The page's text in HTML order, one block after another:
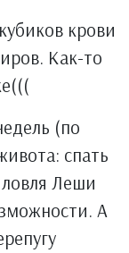
крови
Как-то
(по
спать
Леши
А